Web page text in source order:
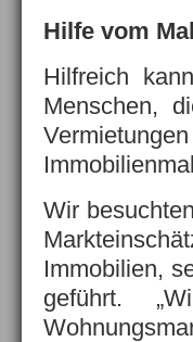
Hilfe vom
Hilfreich
Menschen,
Wir
Immobilien,
geführt.